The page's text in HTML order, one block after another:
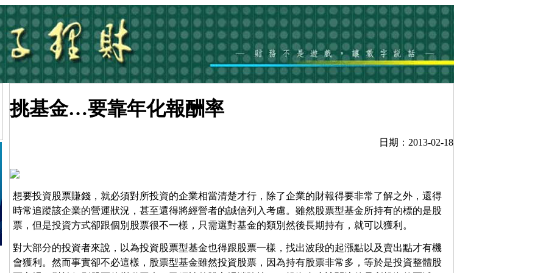
挑基金…要靠年化報酬率
日期：2013-02-18
想要投資股票賺錢，就必須對所投資的企業相當清楚才行，除了企業的財報得要非常了解之外，還得
時常追蹤該企業的營運狀況，甚至還得將經營者的誠信列入考慮。雖然股票型基金所持有的標的是股
票，但是投資方式卻跟個別股票很不一樣，只需選對基金的類別然後長期持有，就可以獲利。
對大部分的投資者來說，以為投資股票型基金也得跟股票一樣，找出波段的起漲點以及賣出點才有機
會獲利。然而事實卻不必這樣，股票型基金雖然投資股票，因為持有股票非常多，等於是投資整體股